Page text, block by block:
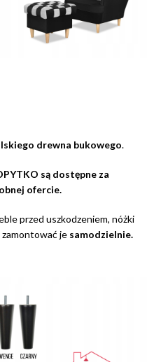
drewna bukowego.
są dostępne za
ofercie.
przed uszkodzeniem, nóżki
je samodzielnie.